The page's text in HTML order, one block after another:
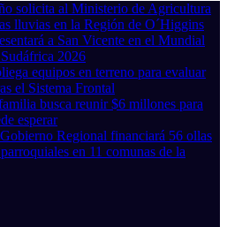
solicita al Ministerio de Agricultura
lluvias en la Región de O´Higgins
a San Vicente en el Mundial
2026
equipos en terreno para evaluar
el Sistema Frontal
busca reunir $6 millones para
esperar
Regional financiará 56 ollas
en 11 comunas de la